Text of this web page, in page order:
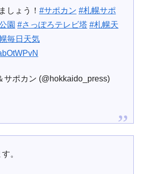
しょう！ #サポカン #札幌サポ
園 #さっぽろテレビ塔 #札幌天
毎日天気
ポカン (@hokkaido_press)
。